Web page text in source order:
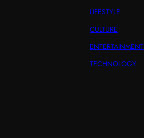
LIFESTYLE
CULTURE
ENTERTAINMENT
TECHNOLOGY